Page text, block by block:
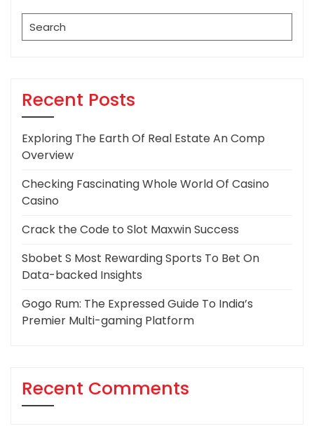
Search
for:
Recent Posts
Exploring The Earth Of Real Estate An Comp
Overview
Checking Fascinating Whole World Of Casino
Casino
Crack the Code to Slot Maxwin Success
Sbobet S Most Rewarding Sports To Bet On
Data-backed Insights
Gogo Rum: The Expressed Guide To India’s
Premier Multi-gaming Platform
Recent Comments